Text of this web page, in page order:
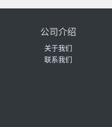
公司介绍
关于我们
联系我们